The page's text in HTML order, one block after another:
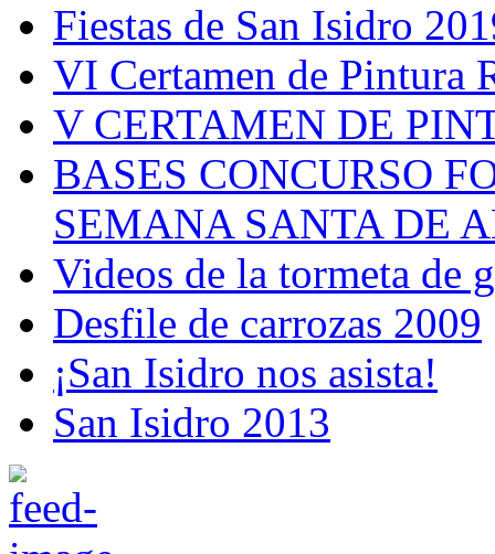
Fiestas de San Isidro
VI Certamen de Pintura
V CERTAMEN DE
BASES CONCURSO
SEMANA SANTA DE
Videos de la tormeta de
Desfile de carrozas 2009
¡San Isidro nos asista!
San Isidro 2013